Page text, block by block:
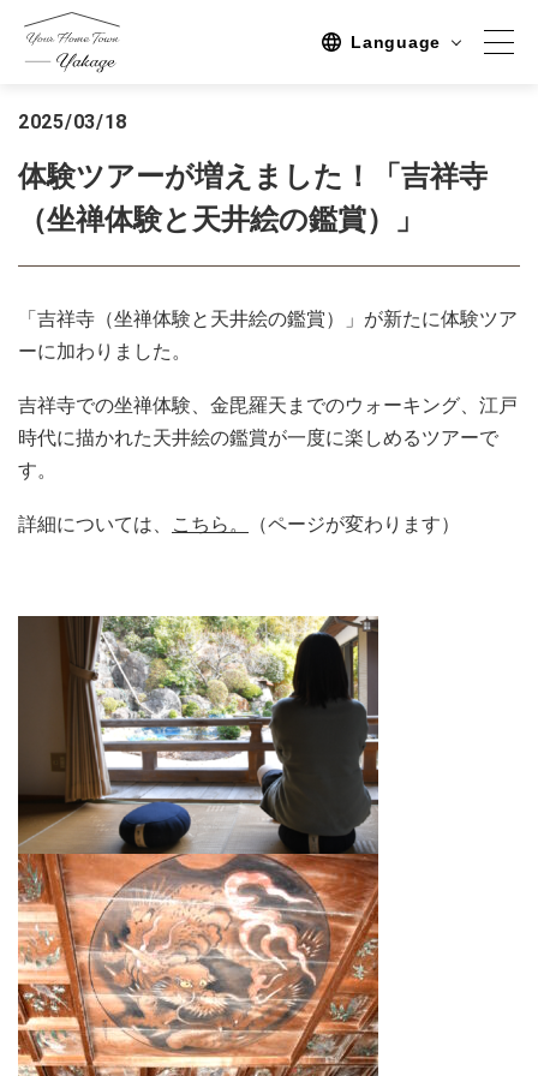
Language
観る
体験・ツアープラン
体験ツアー
イベント
ABOUT US
お問い合わせ
2025/03/18
体験ツアーが増えました！「吉祥寺
（坐禅体験と天井絵の鑑賞）」
「吉祥寺（坐禅体験と天井絵の鑑賞）」が新たに体験ツア
ーに加わりました。
吉祥寺での坐禅体験、金毘羅天までのウォーキング、江戸
時代に描かれた天井絵の鑑賞が一度に楽しめるツアーで
す。
詳細については、 こちら。 （ページが変わります）